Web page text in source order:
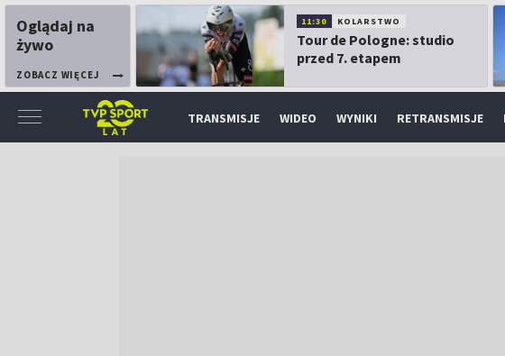
Oglądaj na
żywo
ZOBACZ WIĘCEJ
11:30 KOLARSTWO
Tour de Pologne: studio
przed 7. etapem
TRANSMISJE WIDEO WYNIKI RETRANSMISJE